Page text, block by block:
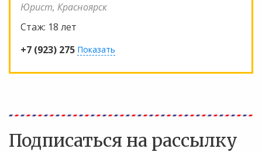
Юрист, Красноярск
Стаж: 18 лет
+7 (923) 275 Показать
Подписаться на рассылку